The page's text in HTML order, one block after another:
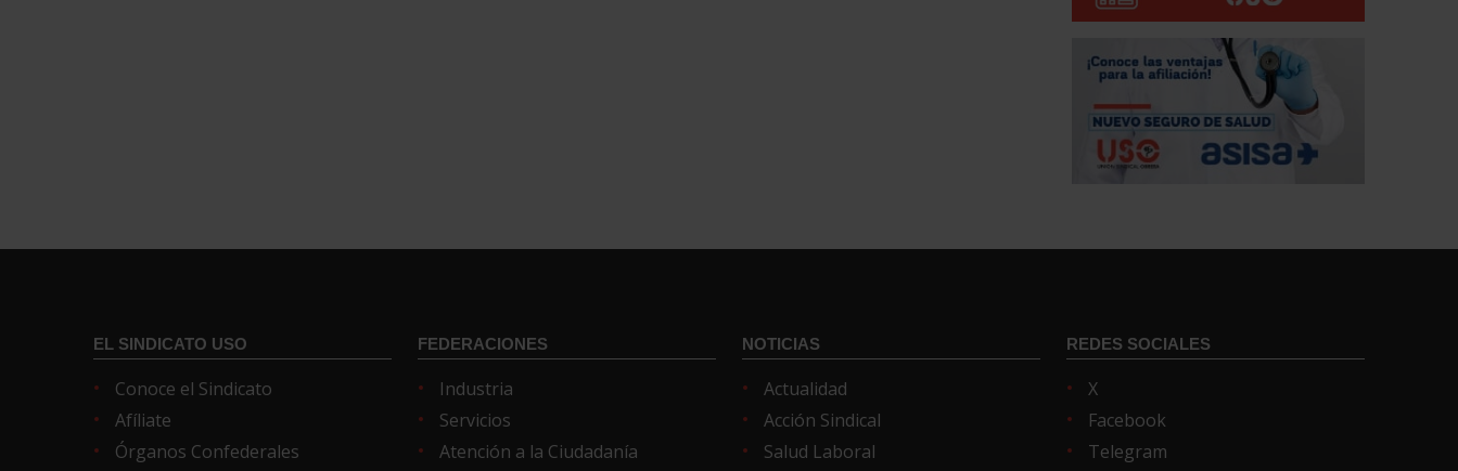
EL SINDICATO USO
Conoce el Sindicato
Afíliate
Órganos Confederales
FEDERACIONES
Industria
Servicios
Atención a la Ciudadanía
NOTICIAS
Actualidad
Acción Sindical
Salud Laboral
REDES SOCIALES
X
Facebook
Telegram